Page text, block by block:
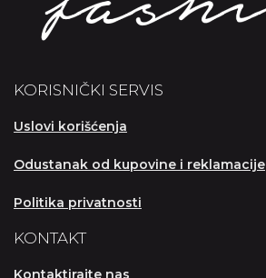
KORISNIČKI SERVIS
Uslovi korišćenja
Odustanak od kupovine i reklamacije
Politika privatnosti
KONTAKT